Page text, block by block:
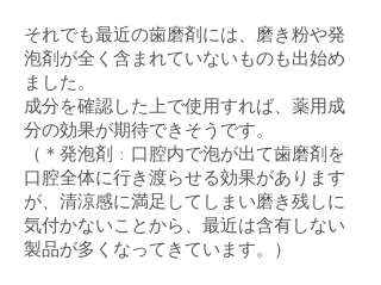
それでも最近の歯磨剤には、磨き粉や発
泡剤が全く含まれていないものも出始め
ました。
成分を確認した上で使用すれば、薬用成
分の効果が期待できそうです。
（＊発泡剤 : 口腔内で泡が出て歯磨剤を
口腔全体に行き渡らせる効果があります
が、清涼感に満足してしまい磨き残しに
気付かないことから、最近は含有しない
製品が多くなってきています。）